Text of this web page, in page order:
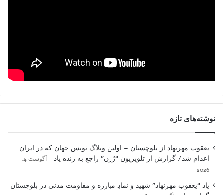
نوشته‌های تازه
یعقوب مهرنهاد از بلوچستان – اولین وبلاگ نویس جهان که در ایران
اعدام شد/ گزارش از تلویزیون “رُژن” راجع به زنده یاد
آگوست 4,
2026
یاد “یعقوب مهرنهاد” شهید و نمادِ مبارزه و مقاومت مدنی در بلوچستان